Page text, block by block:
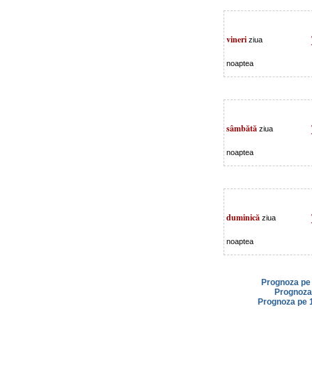
vineri ziua
noaptea
sâmbătă ziua
noaptea
duminică ziua
noaptea
Prognoza
Prognoza pe